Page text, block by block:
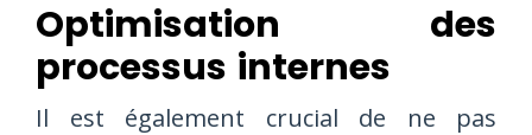
Optimisation des
processus internes
Il est également crucial de ne pas